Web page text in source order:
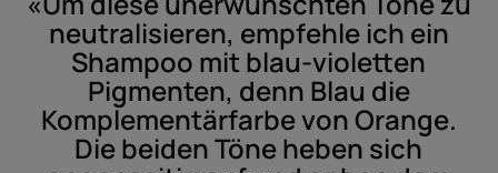
neutralisieren, empfehle ich ein
Shampoo mit blau-violetten
Pigmenten, denn Blau die
Komplementärfarbe von Orange.
Die beiden Töne heben sich